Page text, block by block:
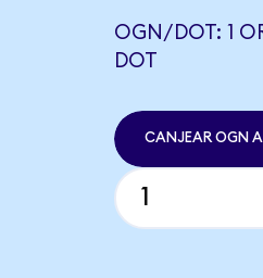
OGN/DOT: 1
DOT
CANJEAR OGN